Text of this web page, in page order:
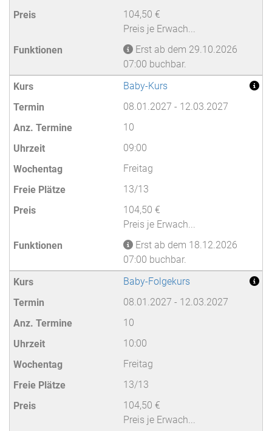
104,50 €
Preis je Erwach...
Erst ab dem 29.10.2026
07:00 buchbar.
Baby-Kurs
08.01.2027 - 12.03.2027
10
09:00
Freitag
13/13
104,50 €
Preis je Erwach...
Erst ab dem 18.12.2026
07:00 buchbar.
Baby-Folgekurs
08.01.2027 - 12.03.2027
10
10:00
Freitag
13/13
104,50 €
Preis je Erwach...